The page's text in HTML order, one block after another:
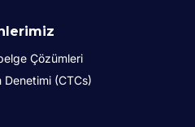
Çözümleri
Denetimi (CTCs)